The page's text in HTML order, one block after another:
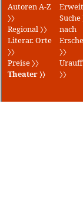
Autoren A-Z
〉〉
Regional 〉〉
Literar. Orte
〉〉
Preise 〉〉
Theater 〉〉
Suche
nach
〉〉
〉〉